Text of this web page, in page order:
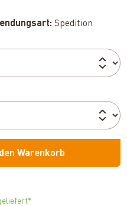
Spedition
den Warenkorb